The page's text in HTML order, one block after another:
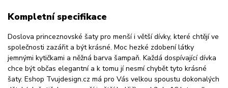
Kompletní specifikace
Doslova princeznovské šaty pro menší i větší dívky, které chtějí ve
společnosti zazářit a být krásné. Moc hezké zdobení látky
jemnými kytičkami a něžná barva šampaň. Každá dospívající dívka
chce být občas elegantní a k tomu jí nesmí chybět tyto krásné
šaty. Eshop Tvujdesign.cz má pro Vás velkou spoustu dokonalých